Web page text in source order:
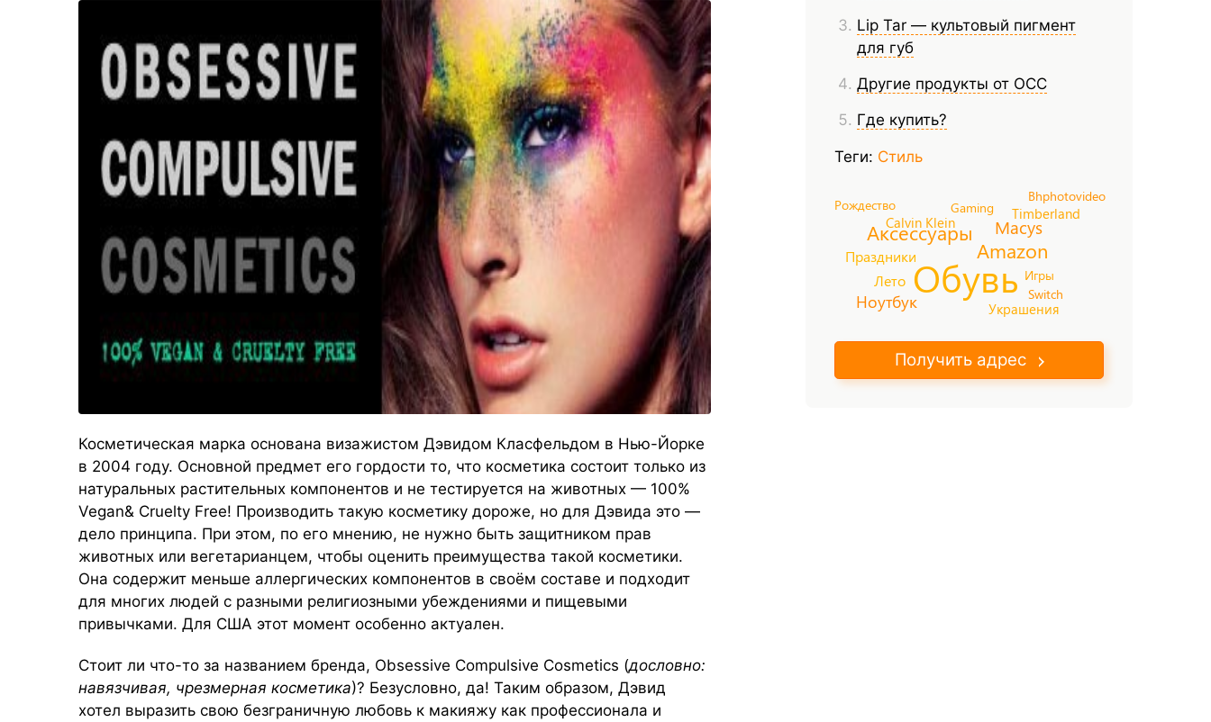
Lip Tar — культовый пигмент
для губ
Другие продукты от OCC
Где купить?
Теги: Стиль
Обувь
Amazon
Аксессуары Macys
Ноутбук
Праздники
Лето
Украшения
Calvin Klein
Timberland
Игры
Рождество Gaming
Bhphotovideo
Switch
Получить адрес
Косметическая марка основана визажистом Дэвидом Класфельдом в Нью-Йорке
в 2004 году. Основной предмет его гордости то, что косметика состоит только из
натуральных растительных компонентов и не тестируется на животных — 100%
Vegan& Cruelty Free! Производить такую косметику дороже, но для Дэвида это —
дело принципа. При этом, по его мнению, не нужно быть защитником прав
животных или вегетарианцем, чтобы оценить преимущества такой косметики.
Она содержит меньше аллергических компонентов в своём составе и подходит
для многих людей с разными религиозными убеждениями и пищевыми
привычками. Для США этот момент особенно актуален.
Стоит ли что-то за названием бренда, Obsessive Compulsive Cosmetics (дословно:
навязчивая, чрезмерная косметика)? Безусловно, да! Таким образом, Дэвид
хотел выразить свою безграничную любовь к макияжу как профессионала и